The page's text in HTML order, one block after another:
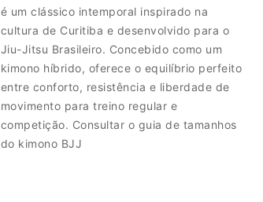
é um clássico intemporal inspirado na
cultura de Curitiba e desenvolvido para o
Jiu-Jitsu Brasileiro. Concebido como um
kimono híbrido, oferece o equilíbrio perfeito
entre conforto, resistência e liberdade de
movimento para treino regular e
competição. Consultar o guia de tamanhos
do kimono BJJ